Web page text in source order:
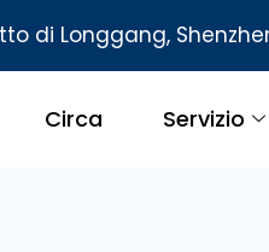
di Longgang,
Circa Servizio